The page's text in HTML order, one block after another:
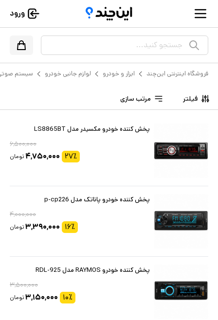
ورود
جستجو کنید...
فروشگاه اینترنتی این‌چند ابزار و خودرو لوازم جانبی خودرو سیستم
فیلتر مرتب سازی
پخش کننده خودرو مکسیدر مدل LS8865BT
۶,۵۰۰,۰۰۰
۲۷٪ ۴,۷۵۰,۰۰۰ تومان
پخش کننده خودرو پاناتک مدل p-cp226
۴,۰۰۰,۰۰۰
۱۶٪ ۳,۳۹۰,۰۰۰تومان
پخش کننده خودرو RAYMOS مدل RDL-925
۳,۵۰۰,۰۰۰
۱۰٪ ۳,۱۵۰,۰۰۰تومان